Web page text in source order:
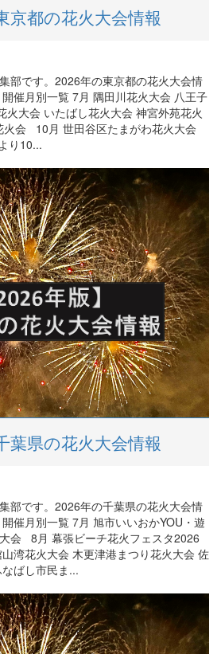
京都の花火大会情報
部です。2026年の東京都の花火大会情
催月別一覧 7月 隅田川花火大会 八王子
大会 いたばし花火大会 神宮外苑花火
火会 10月 世田谷区たまがわ花火大会
り10...
葉県の花火大会情報
部です。2026年の千葉県の花火大会情
催月別一覧 7月 旭市いいおかYOU・遊
会 8月 幕張ビーチ花火フェスタ2026
湾花火大会 木更津港まつり花火大会 佐
ばし市民ま...